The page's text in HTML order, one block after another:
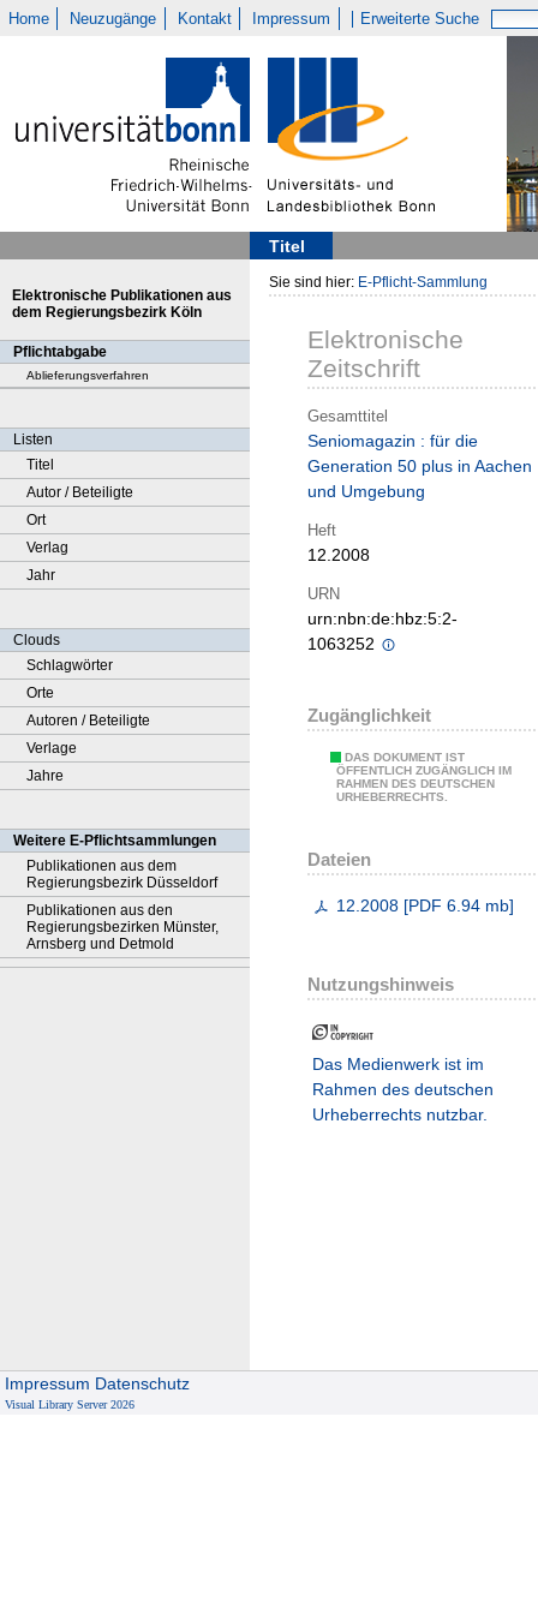
Home Neuzugänge Kontakt Impressum Erweiterte Suche
Titel
Elektronische Publikationen aus
dem Regierungsbezirk Köln
Pflichtabgabe
Ablieferungsverfahren
Listen
Titel
Autor / Beteiligte
Ort
Verlag
Jahr
Clouds
Schlagwörter
Orte
Autoren / Beteiligte
Verlage
Jahre
Weitere E-Pflichtsammlungen
Publikationen aus dem
Regierungsbezirk Düsseldorf
Publikationen aus den
Regierungsbezirken Münster,
Arnsberg und Detmold
Sie sind hier: E-Pflicht-Sammlung
Elektronische
Zeitschrift
Gesamttitel
Seniomagazin : für die
Generation 50 plus in Aachen
und Umgebung
Heft
12.2008
URN
urn:nbn:de:hbz:5:2-
1063252
Zugänglichkeit
DAS DOKUMENT IST
ÖFFENTLICH ZUGÄNGLICH IM
RAHMEN DES DEUTSCHEN
URHEBERRECHTS.
Dateien
12.2008 [PDF 6.94 mb]
Nutzungshinweis
Das Medienwerk ist im
Rahmen des deutschen
Urheberrechts nutzbar.
Impressum Datenschutz
Visual Library Server 2026